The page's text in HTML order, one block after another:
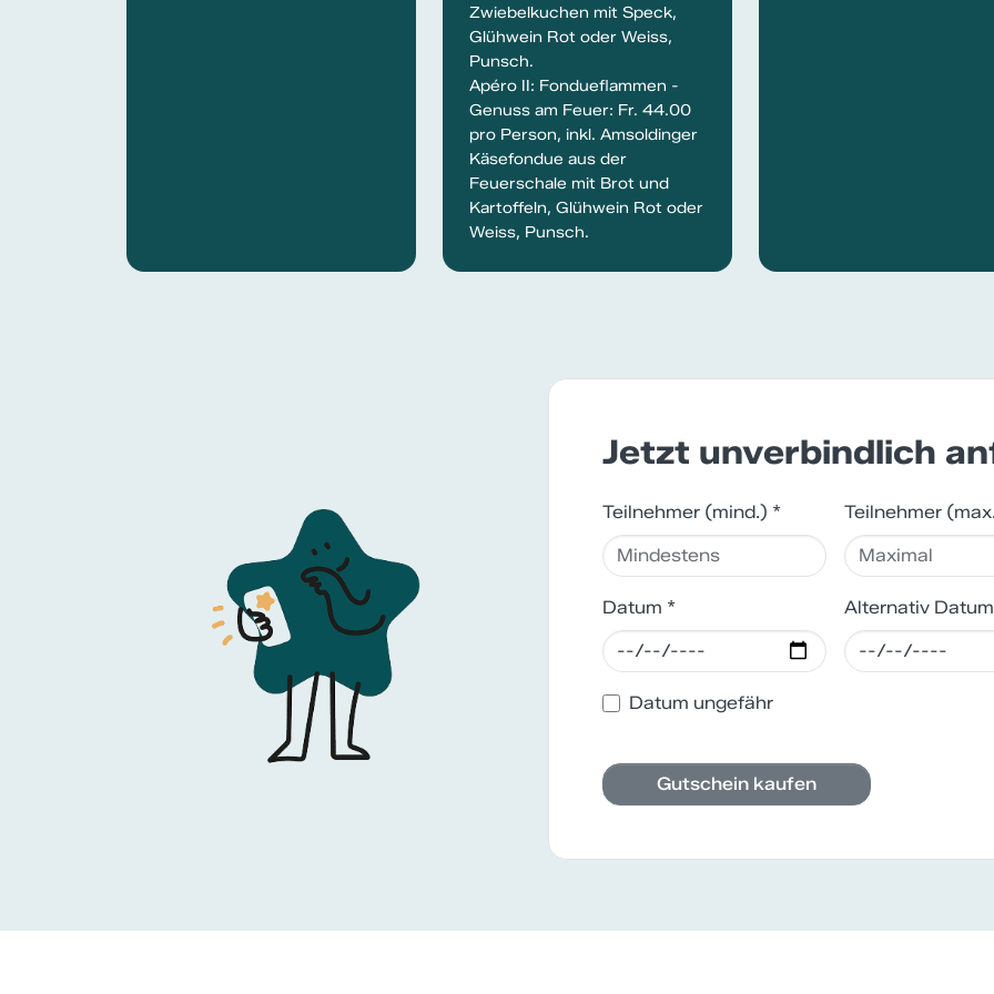
Zwiebelkuchen mit Speck,
Glühwein Rot oder Weiss,
Punsch.
Apéro II: Fondueflammen -
Genuss am Feuer: Fr. 44.00
pro Person, inkl. Amsoldinger
Käsefondue aus der
Feuerschale mit Brot und
Kartoffeln, Glühwein Rot oder
Weiss, Punsch.
Jetzt unverbindlich
Teilnehmer (mind.) * Teilnehmer
Datum * Alternativ Datum
Datum ungefähr
Gutschein kaufen